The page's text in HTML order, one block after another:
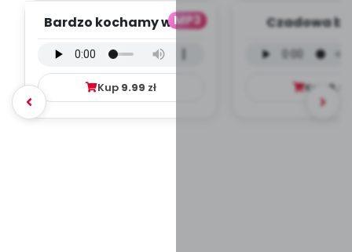
MP3
Bardzo kochamy was -
mp3)
Kup 9.99 zł
Czadowa
mp3)
Kup 9.99